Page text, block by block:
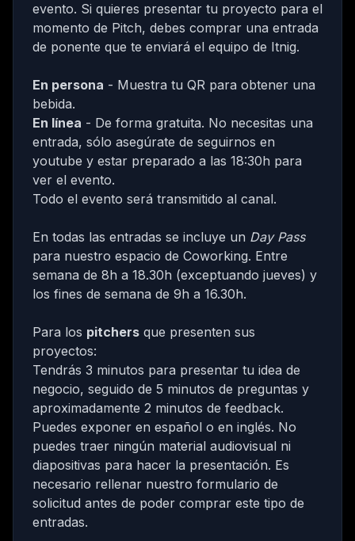
evento. Si quieres presentar tu proyecto para el
momento de Pitch, debes comprar una entrada
de ponente que te enviará el equipo de Itnig.
En persona - Muestra tu QR para obtener una
bebida.
En línea - De forma gratuita. No necesitas una
entrada, sólo asegúrate de seguirnos en
youtube y estar preparado a las 18:30h para
ver el evento.
Todo el evento será transmitido al canal.
En todas las entradas se incluye un Day Pass
para nuestro espacio de Coworking. Entre
semana de 8h a 18.30h (exceptuando jueves) y
los fines de semana de 9h a 16.30h.
Para los pitchers que presenten sus
proyectos:
Tendrás 3 minutos para presentar tu idea de
negocio, seguido de 5 minutos de preguntas y
aproximadamente 2 minutos de feedback.
Puedes exponer en español o en inglés. No
puedes traer ningún material audiovisual ni
diapositivas para hacer la presentación. Es
necesario rellenar nuestro formulario de
solicitud antes de poder comprar este tipo de
entradas.